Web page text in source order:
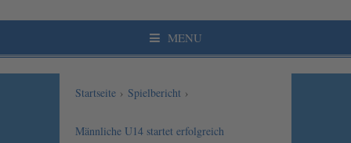
MENU
Startseite › Spielbericht ›
Männliche U14 startet erfolgreich